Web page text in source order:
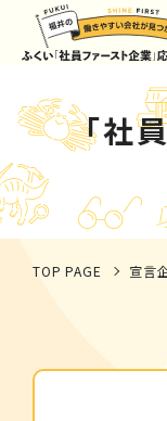
「社
TOP PAGE 宣言